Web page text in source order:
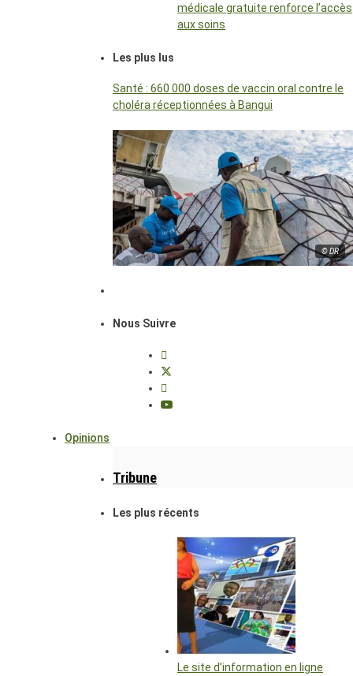
médicale gratuite renforce l’accès
aux soins
Les plus lus
Santé : 660 000 doses de vaccin oral contre le
choléra réceptionnées à Bangui
© DR
Nous Suivre
Opinions
Tribune
Les plus récents
Le site d’information en ligne